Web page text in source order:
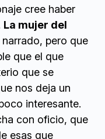
cree haber
La mujer del
pero que
que el que
que se
nos deja un
interesante.
con oficio, que
esas que